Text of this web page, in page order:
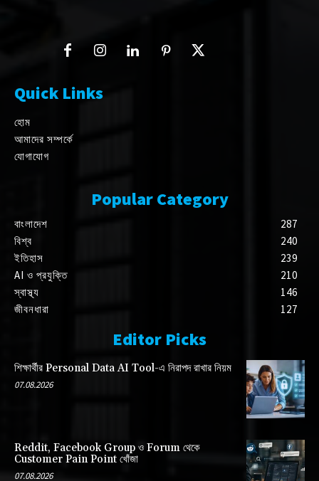
Quick Links
হোম
আমাদের সম্পর্কে
যোগাযোগ
Popular Category
বাংলাদেশ
287
বিশ্ব
240
ইতিহাস
239
AI ও প্রযুক্তি
210
স্বাস্থ্য
146
জীবনধারা
127
Editor Picks
শিক্ষার্থীর Personal Data AI Tool-এ নিরাপদ রাখার নিয়ম
07.08.2026
Reddit, Facebook Group ও Forum থেকে
Customer Pain Point খোঁজা
07.08.2026